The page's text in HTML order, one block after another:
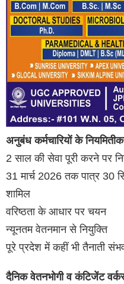
अनुबंध कर्मचारियों के
2 साल की सेवा पूरी करने पर
31 मार्च 2026 तक पात्र 30
शामिल
वरिष्ठता के आधार पर चयन
न्यूनतम वेतनमान से नियुक्ति
पूरे प्रदेश में कहीं भी तैनाती
दैनिक वेतनभोगी व कंटिजेंट